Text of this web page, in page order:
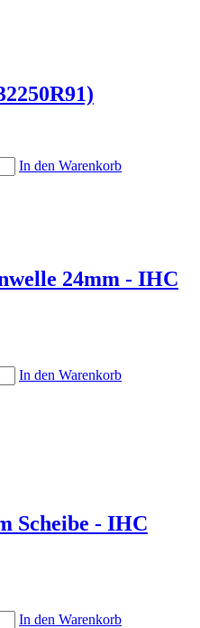
In den Warenkorb
24mm - IHC
In den Warenkorb
Scheibe - IHC
In den Warenkorb